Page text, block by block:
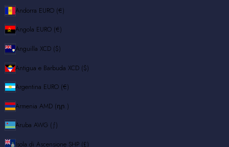
Andorra EURO (€)
Angola EURO (€)
Anguilla XCD ($)
Antigua e Barbuda XCD ($)
Argentina EURO (€)
Armenia AMD (դր.)
Aruba AWG (ƒ)
Isola di Ascensione SHP (£)